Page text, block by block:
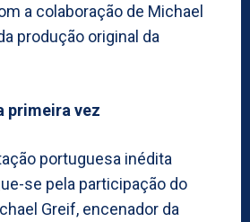
a colaboração de Michael
produção original da
primeira vez
portuguesa inédita
se pela participação do
Greif, encenador da